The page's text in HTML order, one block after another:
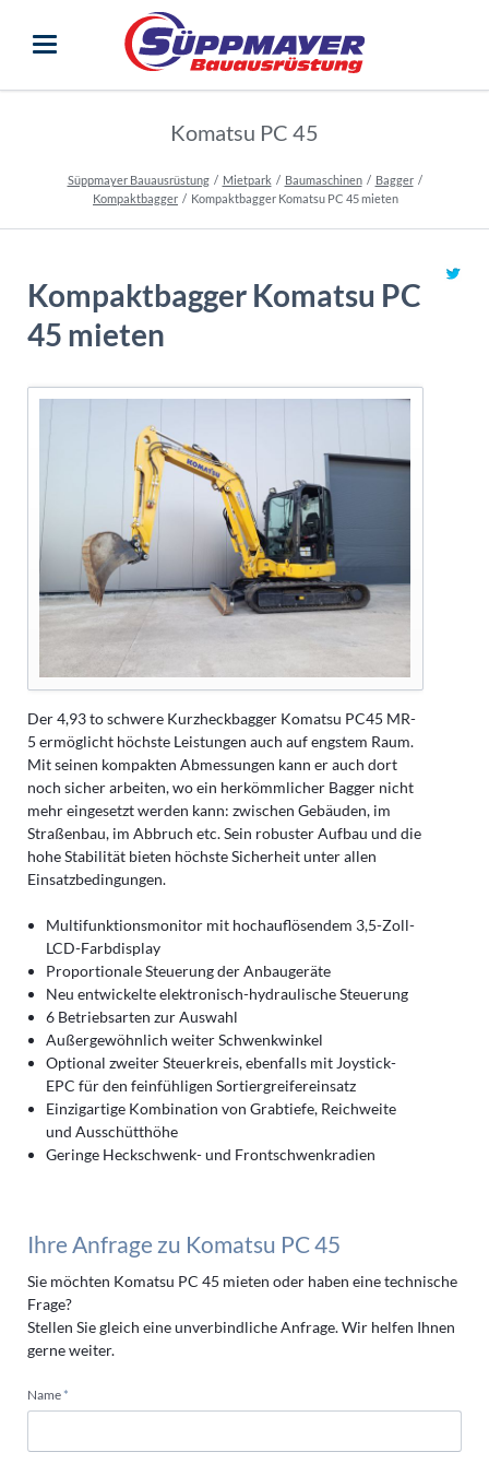
Komatsu PC 45
Süppmayer Bauausrüstung Mietpark Baumaschinen
Bagger
Kompaktbagger
Kompaktbagger Komatsu PC 45 mieten
Kompaktbagger Komatsu PC
45 mieten
Der 4,93 to schwere Kurzheckbagger Komatsu PC45 MR-
5 ermöglicht höchste Leistungen auch auf engstem Raum.
Mit seinen kompakten Abmessungen kann er auch dort
noch sicher arbeiten, wo ein herkömmlicher Bagger nicht
mehr eingesetzt werden kann: zwischen Gebäuden, im
Straßenbau, im Abbruch etc. Sein robuster Aufbau und die
hohe Stabilität bieten höchste Sicherheit unter allen
Einsatzbedingungen.
Multifunktionsmonitor mit hochauflösendem 3,5-Zoll-
LCD-Farbdisplay
Proportionale Steuerung der Anbaugeräte
Neu entwickelte elektronisch-hydraulische Steuerung
6 Betriebsarten zur Auswahl
Außergewöhnlich weiter Schwenkwinkel
Optional zweiter Steuerkreis, ebenfalls mit Joystick-
EPC für den feinfühligen Sortiergreifereinsatz
Einzigartige Kombination von Grabtiefe, Reichweite
und Ausschütthöhe
Geringe Heckschwenk- und Frontschwenkradien
Ihre Anfrage zu Komatsu PC 45
Sie möchten Komatsu PC 45 mieten oder haben eine technische
Frage?
Stellen Sie gleich eine unverbindliche Anfrage. Wir helfen Ihnen
gerne weiter.
Pflichtfeld
Name *